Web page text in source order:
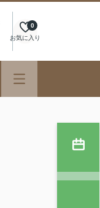
お気に入り
0